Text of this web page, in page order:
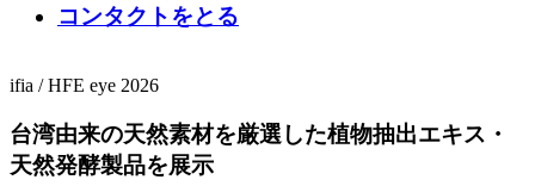
コンタクトをとる
ifia / HFE eye 2026
台湾由来の天然素材を厳選した植物抽出エキス・
天然発酵製品を展示